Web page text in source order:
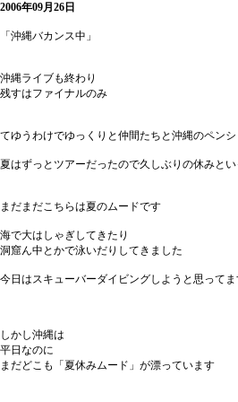
2006年09月26日
「沖縄バカンス中」
沖縄ライブも終わり
残すはファイナルのみ
てゆうわけでゆっくりと仲間たちと沖縄のペン
夏はずっとツアーだったので久しぶりの休みと
まだまだこちらは夏のムードです
海で大はしゃぎしてきたり
洞窟ん中とかで泳いだりしてきました
今日はスキューバーダイビングしようと思って
しかし沖縄は
平日なのに
まだどこも「夏休みムード」が漂っています